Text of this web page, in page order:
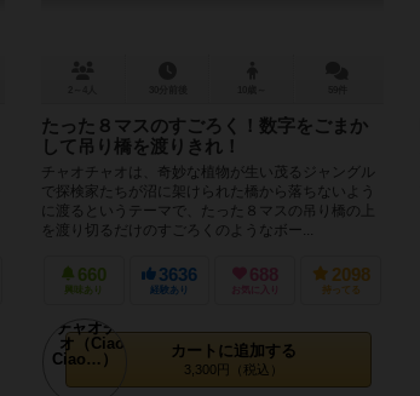
たった８マスのすごろく！数字をごまか
して吊り橋を渡りきれ！
チャオチャオは、奇妙な植物が生い茂るジャングル
で探検家たちが沼に架けられた橋から落ちないよう
に渡るというテーマで、たった８マスの吊り橋の上
を渡り切るだけのすごろくのようなボー...
660
興味あり
3636
経験あり
688
お気に入り
2098
持ってる
カートに追加する
3,300円（税込）